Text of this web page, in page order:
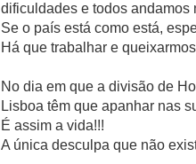
dificuldades e todos andamos
Se o país está como está,
Há que trabalhar e
No dia em que a divisão de
Lisboa têm que apanhar nas
É assim a vida!!!
A única desculpa que não